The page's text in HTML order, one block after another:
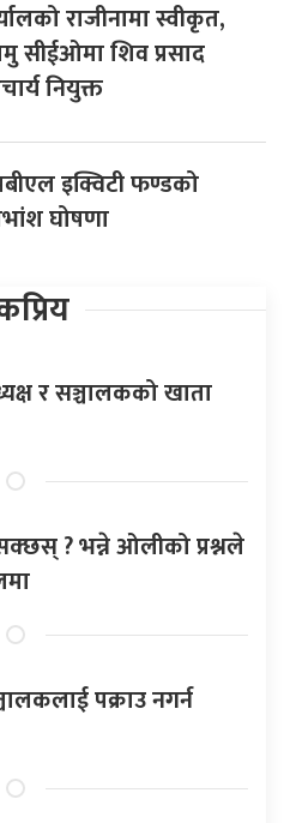
राजीनामा स्वीकृत,
सीईओमा शिव प्रसाद
नियुक्त
इक्विटी फण्डको
घोषणा
र सञ्चालकको खाता
? भन्ने ओलीको प्रश्नले
पक्राउ नगर्न